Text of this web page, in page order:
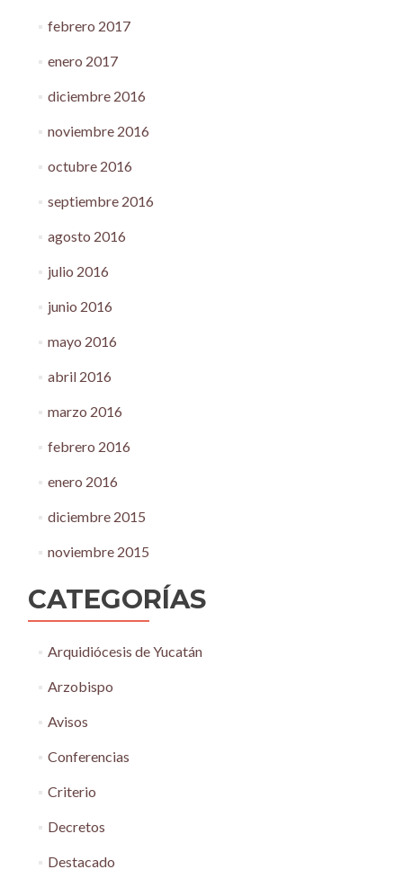
febrero 2017
enero 2017
diciembre 2016
noviembre 2016
octubre 2016
septiembre 2016
agosto 2016
julio 2016
junio 2016
mayo 2016
abril 2016
marzo 2016
febrero 2016
enero 2016
diciembre 2015
noviembre 2015
CATEGORÍAS
Arquidiócesis de Yucatán
Arzobispo
Avisos
Conferencias
Criterio
Decretos
Destacado